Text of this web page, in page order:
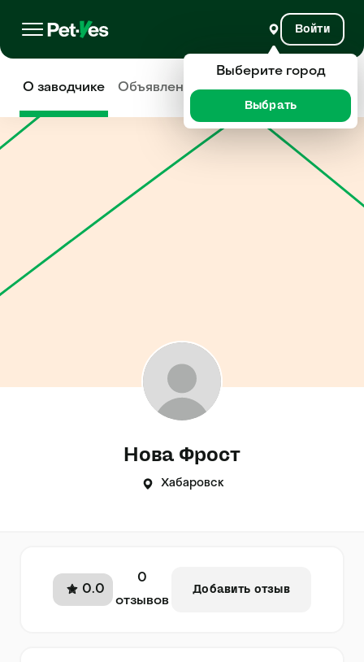
Войти
О заводчике Объявления Отзывы
Нова Фрост
Хабаровск
0.0
0
отзывов
Добавить отзыв
Выберите город
Выбрать